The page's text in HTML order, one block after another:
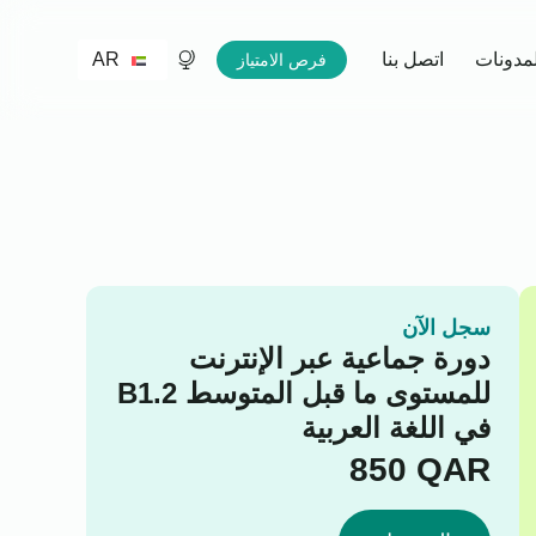
اتصل بنا فرص الامتياز
سجل الآن
دورة جماعية عبر الإنترنت
للمستوى ما قبل المتوسط B1.2
في اللغة العربية
850 QAR